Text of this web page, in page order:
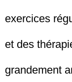
exercices
et des
grandement